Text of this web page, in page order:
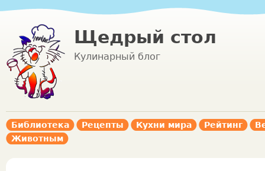
Щедрый стол
Кулинарный блог
Библиотека Рецепты Кухни мира Рейтинг
Животным